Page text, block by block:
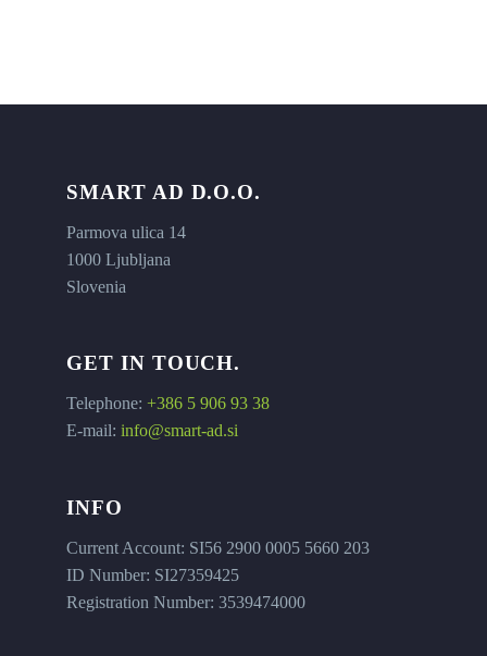
SMART AD D.O.O.
Parmova ulica 14
1000 Ljubljana
Slovenia
GET IN TOUCH.
Telephone: +386 5 906 93 38
E-mail: info@smart-ad.si
INFO
Current Account: SI56 2900 0005 5660 203
ID Number: SI27359425
Registration Number: 3539474000